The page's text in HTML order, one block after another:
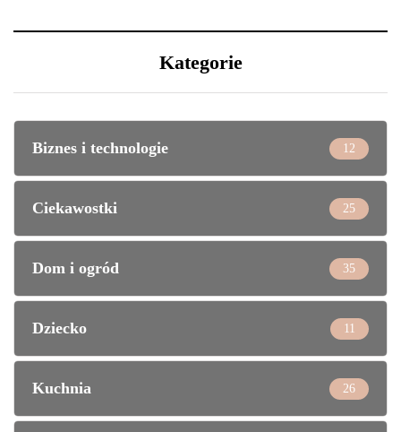
Kategorie
Biznes i technologie 12
Ciekawostki 25
Dom i ogród 35
Dziecko 11
Kuchnia 26